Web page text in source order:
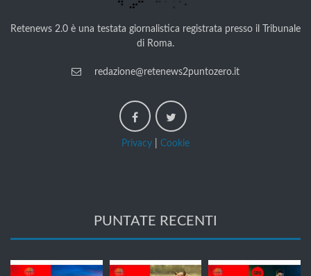
Retenews 2.0 è una testata giornalistica registrata presso il Tribunale
di Roma.
redazione@retenews2puntozero.it
Privacy Cookie
PUNTATE RECENTI